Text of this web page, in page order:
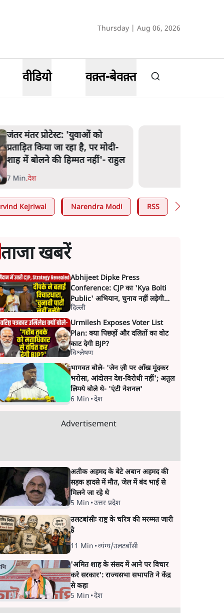
Thursday | Aug 06, 2026
वीडियो वक़्त-बेवक़्त
जंतर मंतर प्रोटेस्ट: 'युवाओं को
प्रताड़ित किया जा रहा है, पर मोदी-
शाह में बोलने की हिम्मत नहीं'- राहुल
7 Min.देश
Kejriwal Narendra Modi RSS
ताजा खबरें
Abhijeet Dipke Press
Conference: CJP का 'Kya Bolti
Public' अभियान, चुनाव नहीं लड़ेगी
CJP!
दिल्ली
Urmilesh Exposes Voter List
Plan: क्या पिछड़ों और दलितों का वोट
काट देगी BJP?
विश्लेषण
भागवत बोले- 'जेन ज़ी पर आँख मूंदकर
भरोसा, आंदोलन देश-विरोधी नहीं'; अतुल
लिमये बोले थे- 'एंटी नेशनल'
6 Min •देश
Advertisement
अतीक अहमद के बेटे अबान अहमद की
सड़क हादसे में मौत, जेल में बंद भाई से
मिलने जा रहे थे
5 Min •उत्तर प्रदेश
उलटबांसीः राष्ट्र के चरित्र की मरम्मत जारी
है
11 Min •व्यंग्य/उलटबाँसी
'अमित शाह के संसद में आने पर विचार
करे सरकार': राज्यसभा सभापति ने केंद्र
से कहा
5 Min •देश